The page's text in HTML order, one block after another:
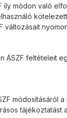
ily módon való
változásait
ÁSZF feltételeit
módosításáról a
tájékoztatást